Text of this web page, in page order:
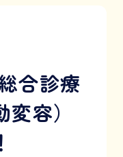
合診療
容）